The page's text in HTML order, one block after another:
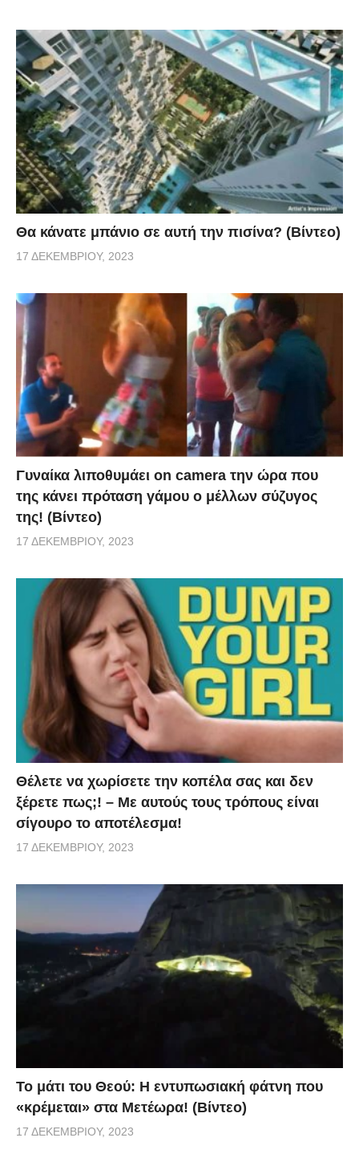
Θα κάνατε μπάνιο σε αυτή την πισίνα? (Βίντεο)
17 ΔΕΚΕΜΒΡΊΟΥ, 2023
Γυναίκα λιποθυμάει on camera την ώρα που
της κάνει πρόταση γάμου ο μέλλων σύζυγος
της! (Βίντεο)
17 ΔΕΚΕΜΒΡΊΟΥ, 2023
Θέλετε να χωρίσετε την κοπέλα σας και δεν
ξέρετε πως;! – Με αυτούς τους τρόπους είναι
σίγουρο το αποτέλεσμα!
17 ΔΕΚΕΜΒΡΊΟΥ, 2023
Το μάτι του Θεού: Η εντυπωσιακή φάτνη που
«κρέμεται» στα Μετέωρα! (Βίντεο)
17 ΔΕΚΕΜΒΡΊΟΥ, 2023